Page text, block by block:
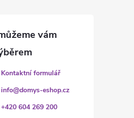
Kontaktní formulář
info@domys-eshop.cz
+420 604 269 200